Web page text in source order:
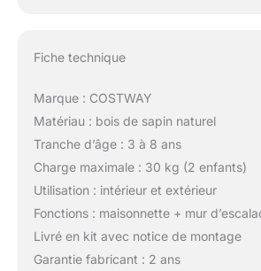
Fiche technique
Marque : COSTWAY
Matériau : bois de sapin naturel
Tranche d’âge : 3 à 8 ans
Charge maximale : 30 kg (2 enfants)
Utilisation : intérieur et extérieur
Fonctions : maisonnette + mur
Livré en kit avec notice de montage
Garantie fabricant : 2 ans